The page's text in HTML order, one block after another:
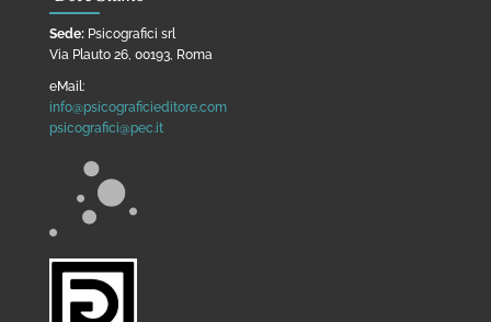
Sede: Psicografici srl
Via Plauto 26, 00193, Roma
eMail:
info@psicograficieditore.com
psicografici@pec.it